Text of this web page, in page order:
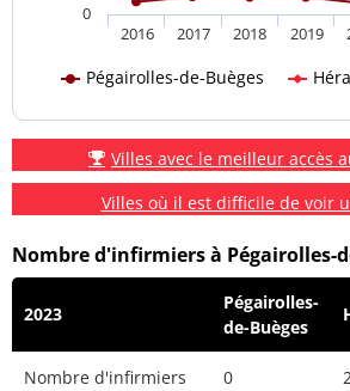
Pégairolles-de-Buèges
2016 2017 2018 2019
0
Villes avec le meilleur accès
Villes où il est difficile de voir
Nombre d'infirmiers à Pégairolles-
2023
Pégairolles-
de-Buèges
Nombre d'infirmiers 0